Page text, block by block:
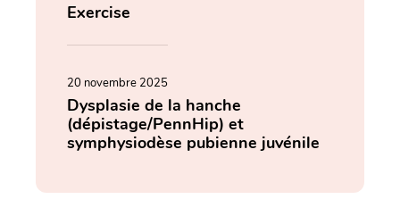
Exercise
20 novembre 2025
Dysplasie de la hanche
(dépistage/PennHip) et
symphysiodèse pubienne juvénile